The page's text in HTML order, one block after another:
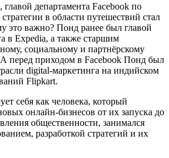
департамента Facebook по
в области путешествий стал
важно? Понд ранее был главой
в Expedia, а также старшим
социальному и партнёрскому
перед приходом в Facebook Понд был
digital-маркетинга на индийском
Flipkart.
себя как человека, который
онлайн-бизнесов от их запуска до
общественности, занимался
разработкой стратегий и их